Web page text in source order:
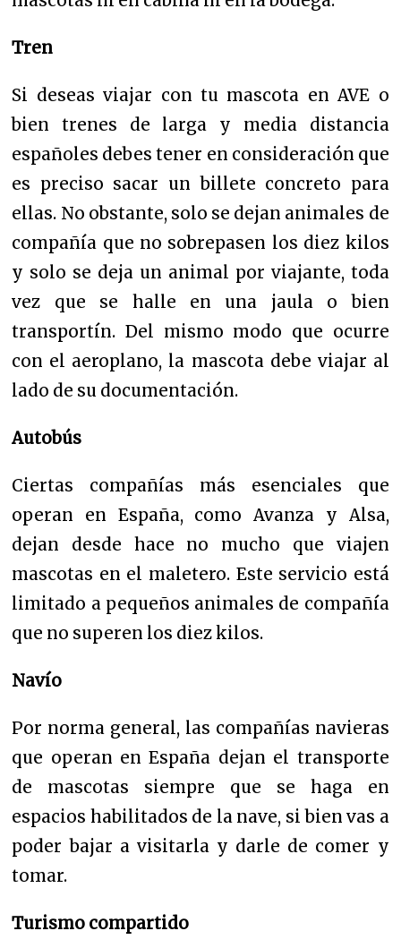
Tren
Si deseas viajar con tu mascota en AVE o
bien trenes de larga y media distancia
españoles debes tener en consideración que
es preciso sacar un billete concreto para
ellas. No obstante, solo se dejan animales de
compañía que no sobrepasen los diez kilos
y solo se deja un animal por viajante, toda
vez que se halle en una jaula o bien
transportín. Del mismo modo que ocurre
con el aeroplano, la mascota debe viajar al
lado de su documentación.
Autobús
Ciertas compañías más esenciales que
operan en España, como Avanza y Alsa,
dejan desde hace no mucho que viajen
mascotas en el maletero. Este servicio está
limitado a pequeños animales de compañía
que no superen los diez kilos.
Navío
Por norma general, las compañías navieras
que operan en España dejan el transporte
de mascotas siempre que se haga en
espacios habilitados de la nave, si bien vas a
poder bajar a visitarla y darle de comer y
tomar.
Turismo compartido